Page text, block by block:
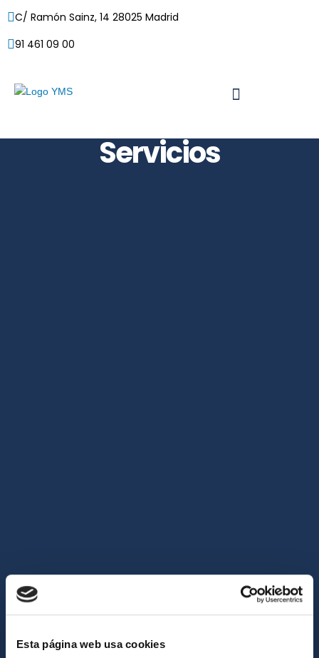
Esta página web usa cookies
C/ Ramón Sainz, 14 28025 Madrid
91 461 09 00
Servicios